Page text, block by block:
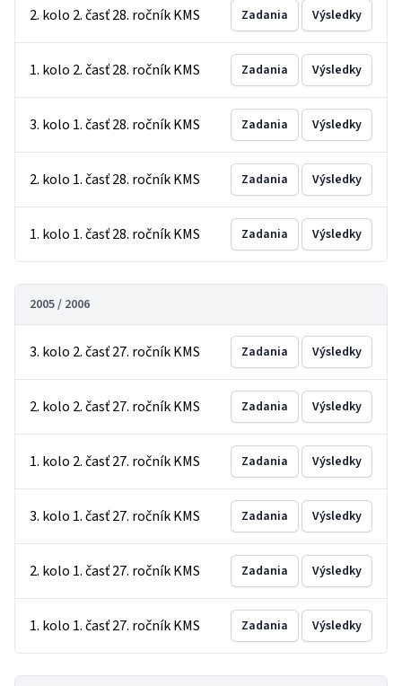
2. kolo 2. časť 28. ročník KMS Zadania Výsledky
1. kolo 2. časť 28. ročník KMS Zadania Výsledky
3. kolo 1. časť 28. ročník KMS Zadania Výsledky
2. kolo 1. časť 28. ročník KMS Zadania Výsledky
1. kolo 1. časť 28. ročník KMS Zadania Výsledky
2005 / 2006
3. kolo 2. časť 27. ročník KMS Zadania Výsledky
2. kolo 2. časť 27. ročník KMS Zadania Výsledky
1. kolo 2. časť 27. ročník KMS Zadania Výsledky
3. kolo 1. časť 27. ročník KMS Zadania Výsledky
2. kolo 1. časť 27. ročník KMS Zadania Výsledky
1. kolo 1. časť 27. ročník KMS Zadania Výsledky